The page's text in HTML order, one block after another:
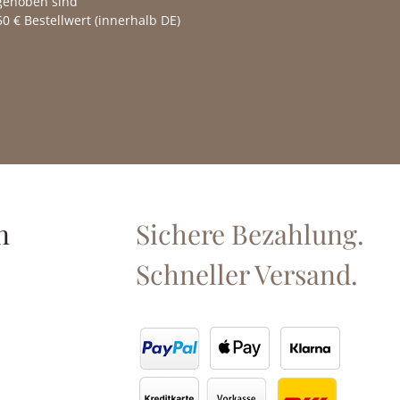
€ Bestellwert (innerhalb DE)
Sichere Bezahlung.
Schneller Versand.